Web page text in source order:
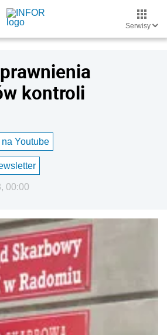
Serwisy
kontroli
Youtube
00:00